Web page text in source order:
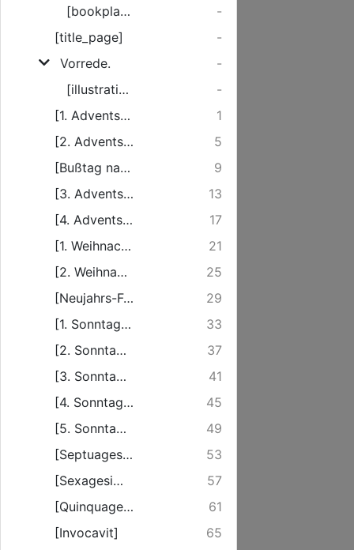
[bookplate]
-
[title_page]
-
Vorrede.
-
[illustration]
-
[1. Advents-Sonntag]
1
[2. Advents-Sonntag]
5
[Bußtag nach dem 2. Adventssonntag]
9
[3. Advents-Sonntag]
13
[4. Advents-Sonntag]
17
[1. Weihnachts-Fest]
21
[2. Weihnachts-Fest]
25
[Neujahrs-Fest]
29
[1. Sonntag nach Epiphanias]
33
[2. Sonntag nach Epiphanias]
37
[3. Sonntag nach Epiphanias]
41
[4. Sonntag nach Epiphanias]
45
[5. Sonntag nach Epiphanias]
49
[Septuagesimae]
53
[Sexagesimae]
57
[Quinquagesimae]
61
[Invocavit]
65